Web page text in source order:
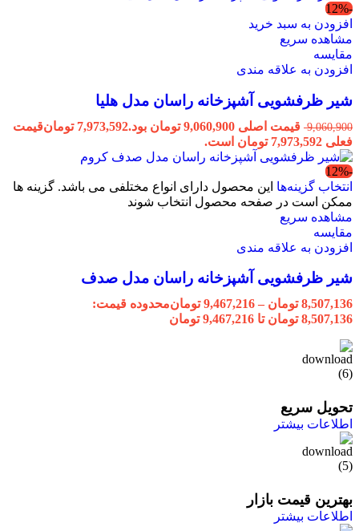
-12%
افزودن به سبد خرید
مشاهده سریع
مقایسه
افزودن به علاقه مندی
شیر ظرفشویی آشپزخانه راسان مدل هلیا
9,060,900 قیمت اصلی 9,060,900 تومان بود. 7,973,592 تومانقیمت
فعلی 7,973,592 تومان است.
-12%
انتخاب گزینه‌ها این محصول دارای انواع مختلفی می باشد. گزینه ها
ممکن است در صفحه محصول انتخاب شوند
مشاهده سریع
مقایسه
افزودن به علاقه مندی
شیر ظرفشویی آشپزخانه راسان مدل صدف
8,507,136 تومان –
9,467,216 تومانمحدوده قیمت:
8,507,136 تومان تا 9,467,216 تومان
تحویل سریع
اطلاعات بیشتر
بهترین قیمت بازار
اطلاعات بیشتر